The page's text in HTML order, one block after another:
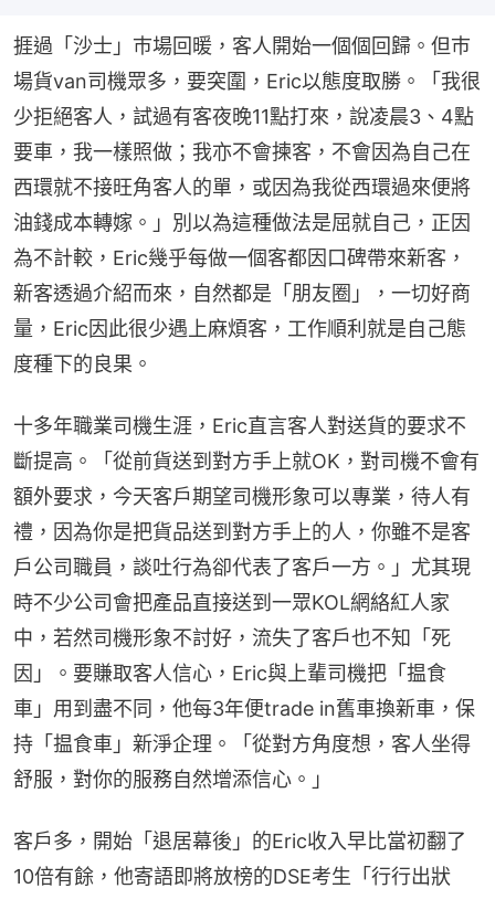
捱過「沙士」巿場回暖，客人開始一個個回歸。但巿
場貨van司機眾多，要突圍，Eric以態度取勝。「我很
少拒絕客人，試過有客夜晚11點打來，說凌晨3、4點
要車，我一樣照做；我亦不會揀客，不會因為自己在
西環就不接旺角客人的單，或因為我從西環過來便將
油錢成本轉嫁。」別以為這種做法是屈就自己，正因
為不計較，Eric幾乎每做一個客都因口碑帶來新客，
新客透過介紹而來，自然都是「朋友圈」，一切好商
量，Eric因此很少遇上麻煩客，工作順利就是自己態
度種下的良果。
十多年職業司機生涯，Eric直言客人對送貨的要求不
斷提高。「從前貨送到對方手上就OK，對司機不會有
額外要求，今天客戶期望司機形象可以專業，待人有
禮，因為你是把貨品送到對方手上的人，你雖不是客
戶公司職員，談吐行為卻代表了客戶一方。」尤其現
時不少公司會把產品直接送到一眾KOL網絡紅人家
中，若然司機形象不討好，流失了客戶也不知「死
因」。要賺取客人信心，Eric與上輩司機把「揾食
車」用到盡不同，他每3年便trade in舊車換新車，保
持「揾食車」新淨企理。「從對方角度想，客人坐得
舒服，對你的服務自然增添信心。」
客戶多，開始「退居幕後」的Eric收入早比當初翻了
10倍有餘，他寄語即將放榜的DSE考生「行行出狀